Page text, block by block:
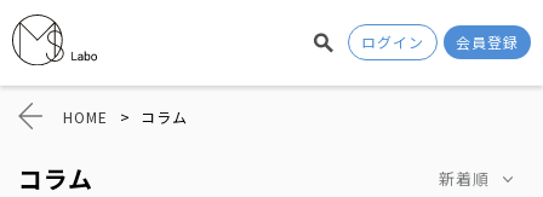
ログイン 会員登録
HOME > コラム
コラム 新着順